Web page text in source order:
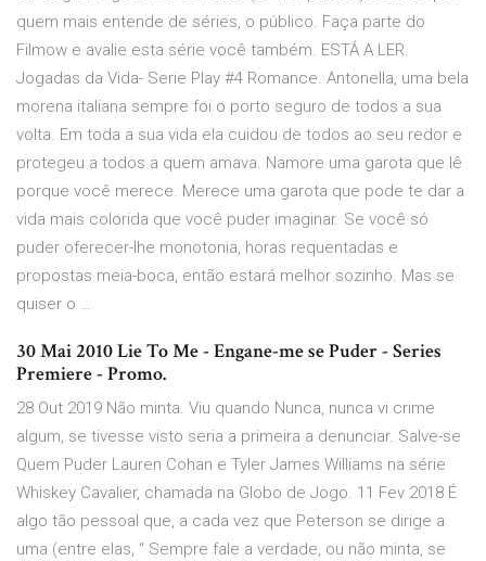
quem mais entende de séries, o público. Faça parte do
Filmow e avalie esta série você também. ESTÁ A LER.
Jogadas da Vida- Serie Play #4 Romance. Antonella, uma bela
morena italiana sempre foi o porto seguro de todos a sua
volta. Em toda a sua vida ela cuidou de todos ao seu redor e
protegeu a todos a quem amava. Namore uma garota que lê
porque você merece. Merece uma garota que pode te dar a
vida mais colorida que você puder imaginar. Se você só
puder oferecer-lhe monotonia, horas requentadas e
propostas meia-boca, então estará melhor sozinho. Mas se
quiser o …
30 Mai 2010 Lie To Me - Engane-me se Puder - Series
Premiere - Promo.
28 Out 2019 Não minta. Viu quando Nunca, nunca vi crime
algum, se tivesse visto seria a primeira a denunciar. Salve-se
Quem Puder Lauren Cohan e Tyler James Williams na série
Whiskey Cavalier, chamada na Globo de Jogo. 11 Fev 2018 É
algo tão pessoal que, a cada vez que Peterson se dirige a
uma (entre elas, “ Sempre fale a verdade, ou não minta, se